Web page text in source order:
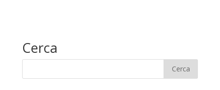
Cerca